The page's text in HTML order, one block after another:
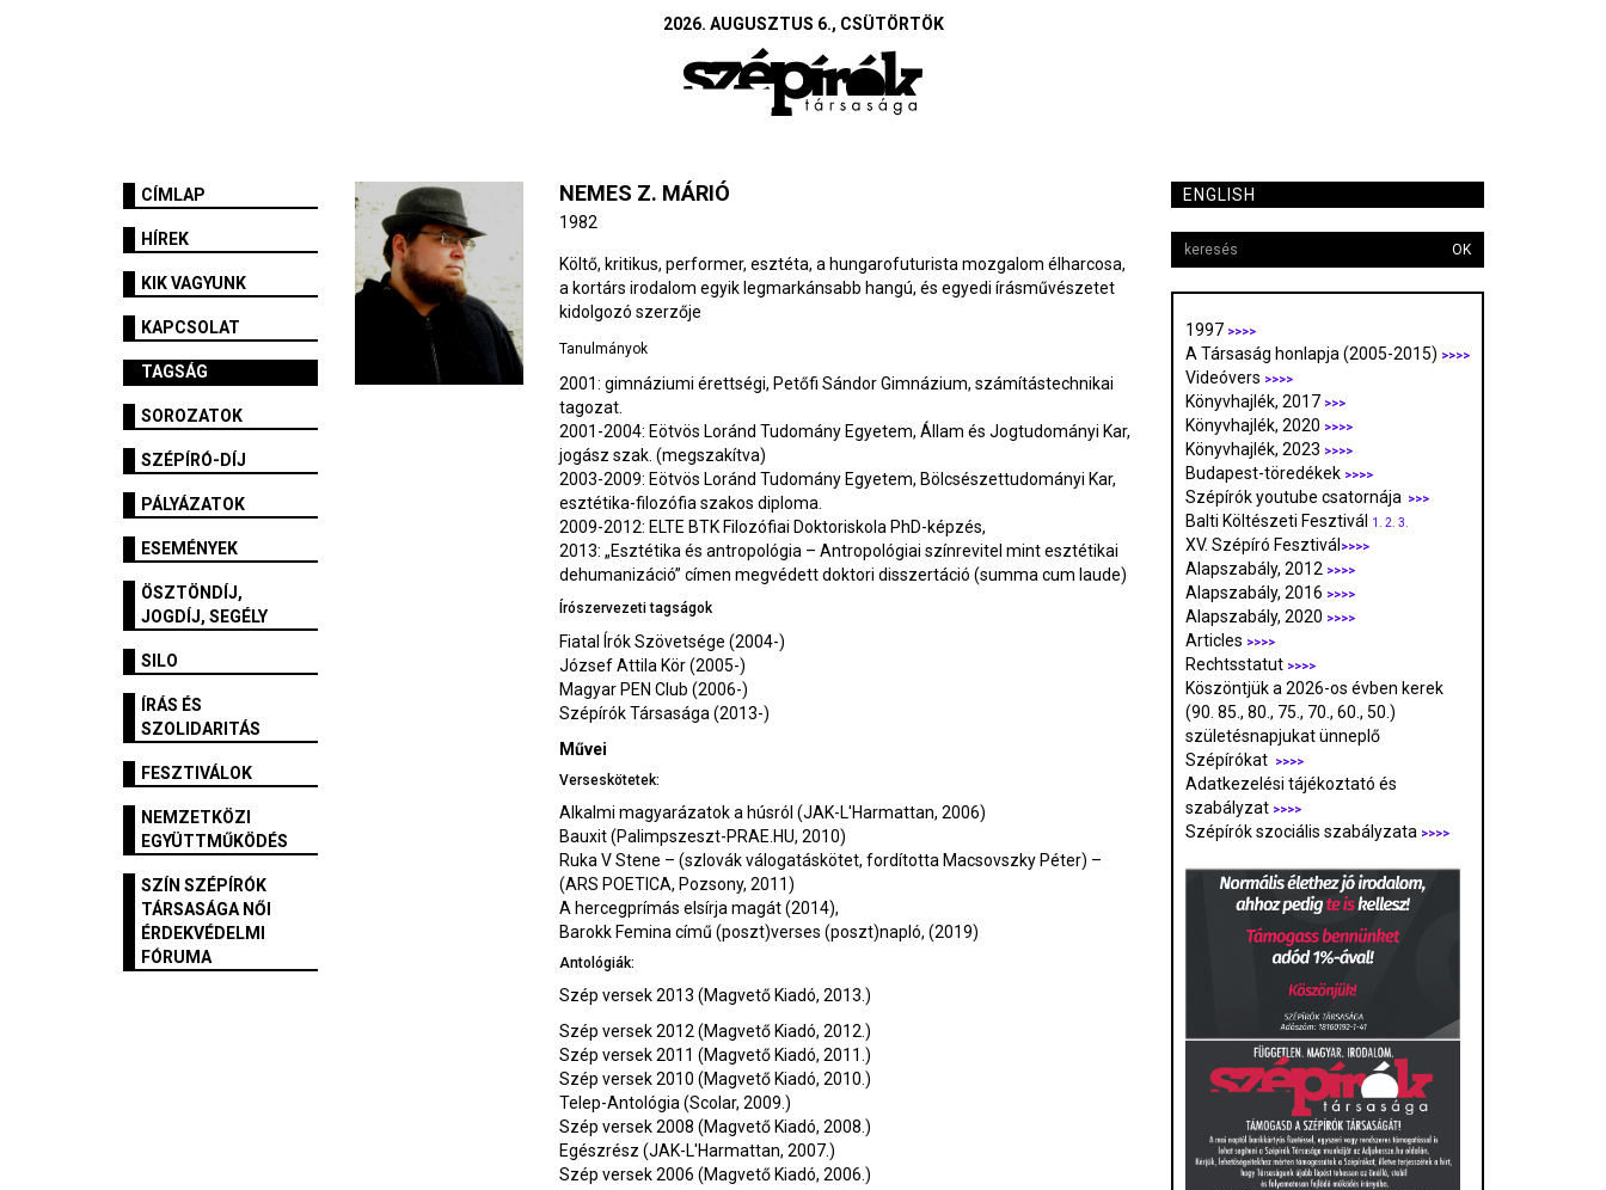
2026. AUGUSZTUS 6., CSÜTÖRTÖK
CÍMLAP
HÍREK
KIK VAGYUNK
KAPCSOLAT
TAGSÁG
SOROZATOK
SZÉPÍRÓ-DÍJ
PÁLYÁZATOK
ESEMÉNYEK
ÖSZTÖNDÍJ,
JOGDÍJ, SEGÉLY
SILO
ÍRÁS ÉS
SZOLIDARITÁS
FESZTIVÁLOK
NEMZETKÖZI
EGYÜTTMŰKÖDÉS
SZÍN SZÉPÍRÓK
TÁRSASÁGA NŐI
ÉRDEKVÉDELMI
FÓRUMA
NEMES Z. MÁRIÓ
1982
Költő, kritikus, performer, esztéta, a hungarofuturista mozgalom élharcosa,
a kortárs irodalom egyik legmarkánsabb hangú, és egyedi írásművészetet
kidolgozó szerzője
Tanulmányok
2001: gimnáziumi érettségi, Petőfi Sándor Gimnázium, számítástechnikai
tagozat.
2001-2004: Eötvös Loránd Tudomány Egyetem, Állam és Jogtudományi Kar,
jogász szak. (megszakítva)
2003-2009: Eötvös Loránd Tudomány Egyetem, Bölcsészettudományi Kar,
esztétika-filozófia szakos diploma.
2009-2012: ELTE BTK Filozófiai Doktoriskola PhD-képzés,
2013: „Esztétika és antropológia – Antropológiai színrevitel mint esztétikai
dehumanizáció” címen megvédett doktori disszertáció (summa cum laude)
Írószervezeti tagságok
Fiatal Írók Szövetsége (2004-)
József Attila Kör (2005-)
Magyar PEN Club (2006-)
Szépírók Társasága (2013-)
Művei
Verseskötetek:
Alkalmi magyarázatok a húsról (JAK-L'Harmattan, 2006)
Bauxit (Palimpszeszt-PRAE.HU, 2010)
Ruka V Stene – (szlovák válogatáskötet, fordította Macsovszky Péter) –
(ARS POETICA, Pozsony, 2011)
A hercegprímás elsírja magát (2014),
Barokk Femina című (poszt)verses (poszt)napló, (2019)
Antológiák:
Szép versek 2013 (Magvető Kiadó, 2013.)
Szép versek 2012 (Magvető Kiadó, 2012.)
Szép versek 2011 (Magvető Kiadó, 2011.)
Szép versek 2010 (Magvető Kiadó, 2010.)
Telep-Antológia (Scolar, 2009.)
Szép versek 2008 (Magvető Kiadó, 2008.)
Egészrész (JAK-L'Harmattan, 2007.)
Szép versek 2006 (Magvető Kiadó, 2006.)
ENGLISH
OK
1997 >>>>
A Társaság honlapja (2005-2015) >>>>
Videóvers >>>>
Könyvhajlék, 2017 >>>
Könyvhajlék, 2020 >>>>
Könyvhajlék, 2023 >>>>
Budapest-töredékek >>>>
Szépírók youtube csatornája >>>
Balti Költészeti Fesztivál 1. 2. 3.
XV. Szépíró Fesztivál >>>>
Alapszabály, 2012 >>>>
Alapszabály, 2016 >>>>
Alapszabály, 2020 >>>>
Articles >>>>
Rechtsstatut >>>>
Köszöntjük a 2026-os évben kerek
(90. 85., 80., 75., 70., 60., 50.)
születésnapjukat ünneplő
Szépírókat
>>>>
Adatkezelési tájékoztató és
szabályzat >>>>
Szépírók szociális szabályzata >>>>